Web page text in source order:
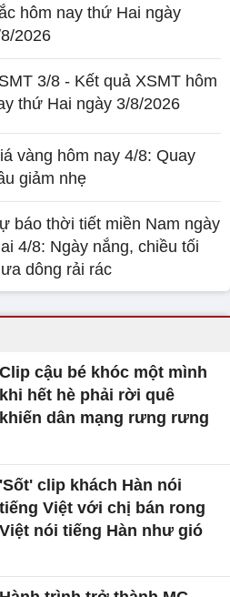
hôm nay thứ Hai ngày
2026
3/8 - Kết quả XSMT hôm
thứ Hai ngày 3/8/2026
vàng hôm nay 4/8: Quay
giảm nhẹ
báo thời tiết miền Nam ngày
4/8: Ngày nắng, chiều tối
dông rải rác
Clip cậu bé khóc một mình
khi hết hè phải rời quê
khiến dân mạng rưng rưng
'Sốt' clip khách Hàn nói
tiếng Việt với chị bán rong
Việt nói tiếng Hàn như gió